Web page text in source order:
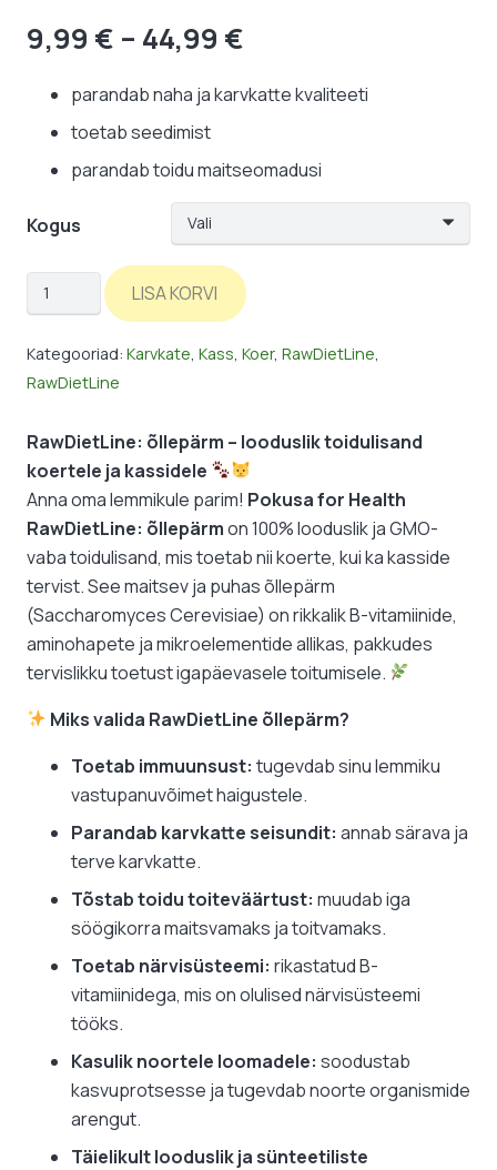
9,99 € – 44,99 €
kuni
parandab naha ja karvkatte kvaliteeti
toetab seedimist
parandab toidu maitseomadusi
Kogus
RawDietLine:
õllepärm
kogus
LISA KORVI
Kategooriad: Karvkate Kass Koer, RawDietLine
RawDietLine
RawDietLine: õllepärm – looduslik toidulisand
koertele ja kassidele
Anna oma lemmikule parim! Pokusa for Health
RawDietLine: õllepärmon 100% looduslik ja GMO-
vaba toidulisand, mis toetab nii koerte, kui ka kasside
tervist. See maitsev ja puhas õllepärm
(Saccharomyces Cerevisiae) on rikkalik B-vitamiinide,
aminohapete ja mikroelementide allikas, pakkudes
tervislikku toetust igapäevasele toitumisele.
Miks valida RawDietLine õllepärm?
Toetab immuunsust: tugevdab sinu lemmiku
vastupanuvõimet haigustele.
Parandab karvkatte seisundit: annab särava ja
terve karvkatte.
Tõstab toidu toiteväärtust: muudab iga
söögikorra maitsvamaks ja toitvamaks.
Toetab närvisüsteemi: rikastatud B-
vitamiinidega, mis on olulised närvisüsteemi
tööks.
Kasulik noortele loomadele: soodustab
kasvuprotsesse ja tugevdab noorte organismide
arengut.
Täielikult looduslik ja sünteetiliste